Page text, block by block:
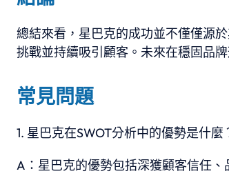
總結來看，星巴克的成功並不僅僅源
挑戰並持續吸引顧客。未來在穩固品
常見問題
星巴克在SWOT分析中的優勢是什麼
A：星巴克的優勢包括深獲顧客信任